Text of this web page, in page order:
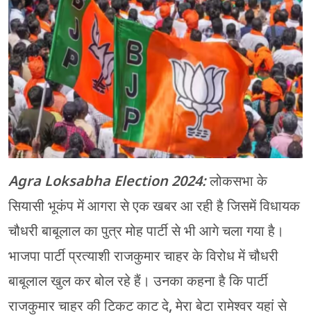
Agra Loksabha Election 2024:लोकसभा के
सियासी भूकंप में आगरा से एक खबर आ रही है जिसमें विधायक
चौधरी बाबूलाल का पुत्र मोह पार्टी से भी आगे चला गया है।
भाजपा पार्टी प्रत्याशी राजकुमार चाहर के विरोध में चौधरी
बाबूलाल खुल कर बोल रहे हैं। उनका कहना है कि पार्टी
राजकुमार चाहर की टिकट काट दे, मेरा बेटा रामेश्वर यहां से
रामपुर